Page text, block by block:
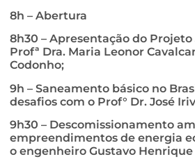
8h – Abertura
8h30 – Apresentação do Projeto
Profª Dra. Maria Leonor
Codonho;
9h – Saneamento básico no
desafios com o Prof° Dr. José
9h30 – Descomissionamento
empreendimentos de energia
o engenheiro Gustavo